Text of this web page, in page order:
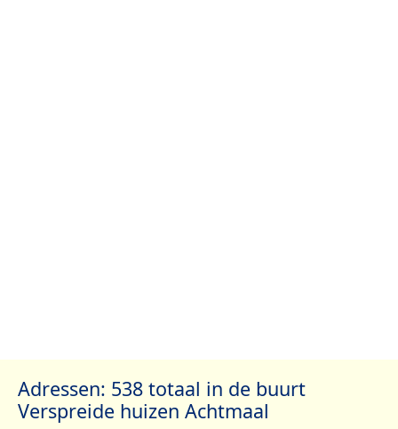
Adressen: 538 totaal in de buurt
Verspreide huizen Achtmaal